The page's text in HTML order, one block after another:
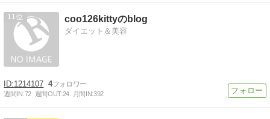
11 coo126kittyのblog
ダイエット＆美容
1214107 4
週間IN:72 週間OUT:24 月間IN:392